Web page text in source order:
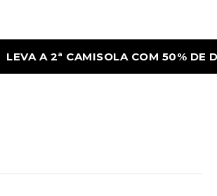
LEVA A 2ª CAMISOLA COM 50% DE